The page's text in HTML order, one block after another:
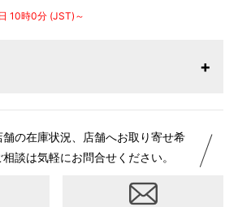
10時0分 (JST)～
パターンオーダーは、お客様のお声か
すい寸法に変更いたしました。変更点
になりたい方はお問い合わせくださ
の在庫状況、店舗へお取り寄せ希
談は気軽にお問合せください。